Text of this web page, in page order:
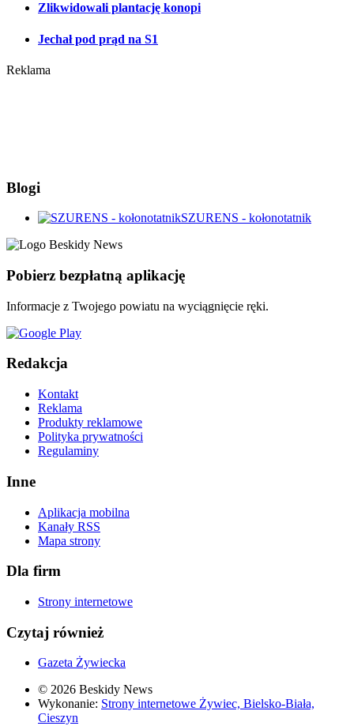
Zlikwidowali plantację konopi
Jechał pod prąd na S1
Reklama
Blogi
SZURENS - kołonotatnik
Pobierz bezpłatną aplikację
Informacje z Twojego powiatu na wyciągnięcie ręki.
Redakcja
Kontakt
Reklama
Produkty reklamowe
Polityka prywatności
Regulaminy
Inne
Aplikacja mobilna
Kanały RSS
Mapa strony
Dla firm
Strony internetowe
Czytaj również
Gazeta Żywiecka
© 2026 Beskidy News
Wykonanie: Strony internetowe Żywiec, Bielsko-Biała,
Cieszyn